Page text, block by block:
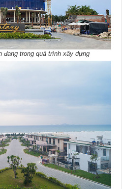
đang trong quá trình xây dựng